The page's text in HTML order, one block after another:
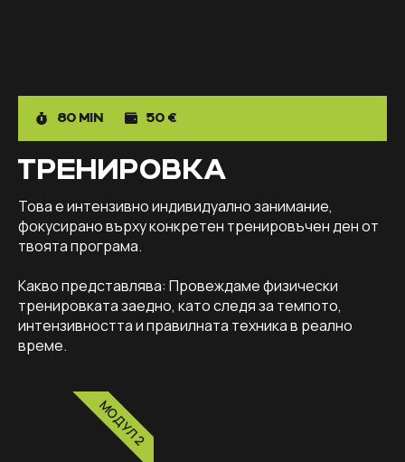
80 MIN 50 €
ТРЕНИРОВКА
Това е интензивно индивидуално занимание,
фокусирано върху конкретен тренировъчен ден от
твоята програма.
Какво представлява: Провеждаме физически
тренировката заедно, като следя за темпото,
интензивността и правилната техника в реално
време.
МОДУЛ 2